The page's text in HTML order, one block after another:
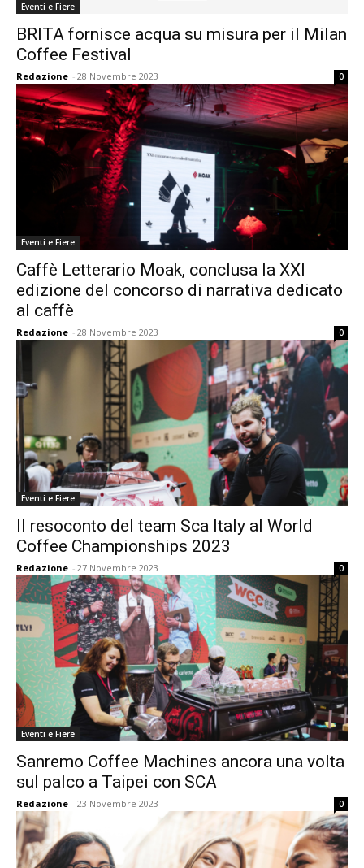
Eventi e Fiere
BRITA fornisce acqua su misura per il Milan
Coffee Festival
Redazione - 28 Novembre 2023 0
Eventi e Fiere
Caffè Letterario Moak, conclusa la XXI
edizione del concorso di narrativa dedicato
al caffè
Redazione - 28 Novembre 2023 0
Eventi e Fiere
Il resoconto del team Sca Italy al World
Coffee Championships 2023
Redazione - 27 Novembre 2023 0
Eventi e Fiere
Sanremo Coffee Machines ancora una volta
sul palco a Taipei con SCA
Redazione - 23 Novembre 2023 0